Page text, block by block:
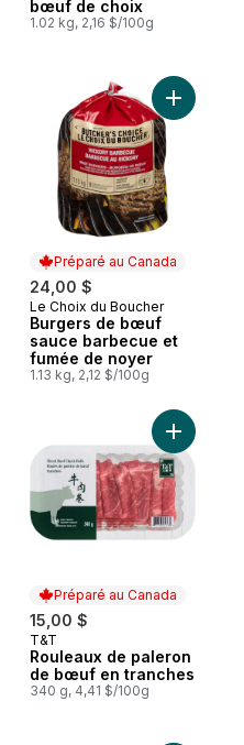
bœuf de choix
1.02 kg, 2,16 $/100g
de bœuf au panier
Préparé au Canada
24,00 $
Préparé au Canada
Le Choix du Boucher
Burgers de bœuf
sauce barbecue et
fumée de noyer
1.13 kg, 2,12 $/100g
Ajouter
de boeuf Donair à la
Préparé au Canada
15,00 $
Préparé au Canada
T&T
Rouleaux de paleron
de bœuf en tranches
340 g, 4,41 $/100g
Ajouter